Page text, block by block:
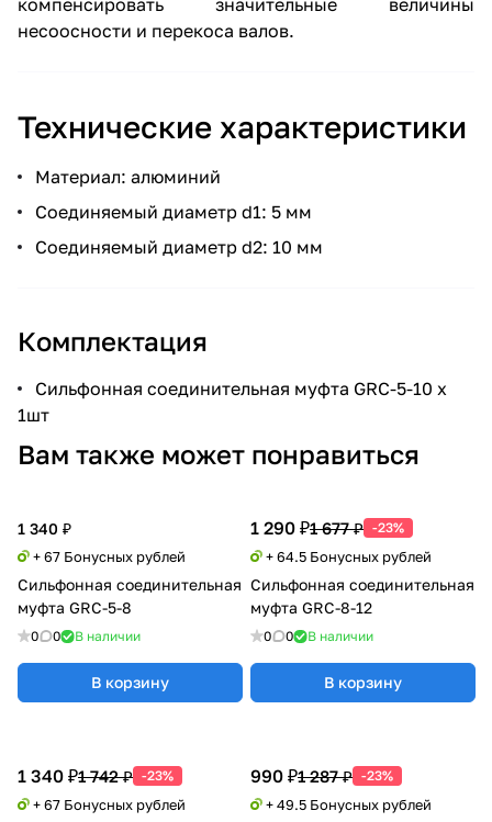
компенсировать значительные величины
несоосности и перекоса валов.
Технические характеристики
Материал: алюминий
Соединяемый диаметр d1: 5 мм
Соединяемый диаметр d2: 10 мм
Комплектация
Сильфонная соединительная муфта GRС-5-10 х
1шт
Вам также может понравиться
1 340 ₽
+ 67 Бонусных рублей
Сильфонная соединительная
муфта GRC-5-8
0 0 В наличии
В корзину
1 290 ₽1 677 ₽ -23%
+ 64.5 Бонусных рублей
Сильфонная соединительная
муфта GRC-8-12
0 0 В наличии
В корзину
990 ₽1 287 ₽ -23%
+ 49.5 Бонусных рублей
1 340 ₽1 742 ₽ -23%
+ 67 Бонусных рублей